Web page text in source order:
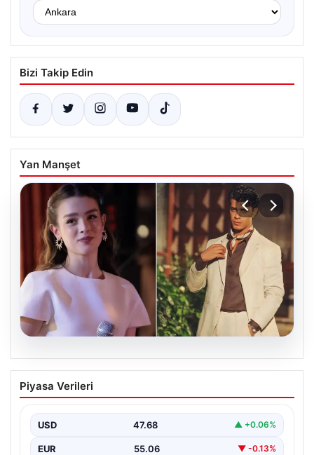
Bizi Takip Edin
Yan Manşet
‘Yeraltı’ dizisinde şok olay! Babası suç
duyurusunda bulundu: ‘Kızımla reşit
Piyasa Verileri
USD 47.68 ▲ +0.06%
EUR 55.06 ▼ -0.13%